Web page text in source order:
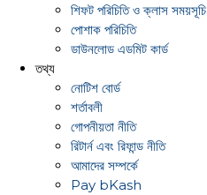
শিফট পরিচিতি ও ক্লাস সময়সূচি
পোশাক পরিচিতি
ডাউনলোড এডমিট কার্ড
তথ্য
নোটিশ বোর্ড
শর্তাবলী
গোপনীয়তা নীতি
রিটার্ন এবং রিফান্ড নীতি
আমাদের সম্পর্কে
Pay bKash